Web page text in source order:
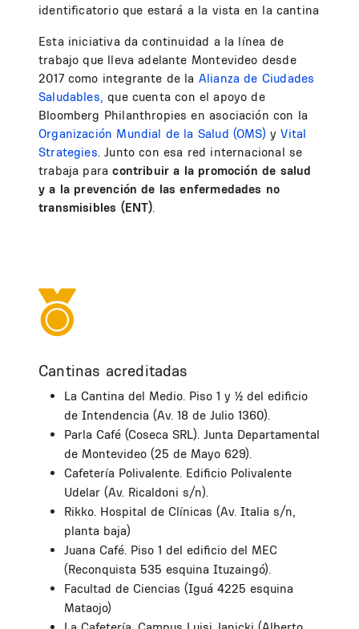
identificatorio que estará a la vista en la cantina
Esta iniciativa da continuidad a la línea de
trabajo que lleva adelante Montevideo desde
2017 como integrante de la Alianza de Ciudades
Saludables, que cuenta con el apoyo de
Bloomberg Philanthropies en asociación con la
Organización Mundial de la Salud (OMS) yVital
Strategies. Junto con esa red internacional se
trabaja paracontribuir a la promoción de salud
y a la prevención de las enfermedades no
transmisibles (ENT).
Cantinas acreditadas
La Cantina del Medio. Piso 1 y ½ del edificio
de Intendencia (Av. 18 de Julio 1360).
Parla Café (Coseca SRL). Junta Departamental
de Montevideo (25 de Mayo 629).
Cafetería Polivalente. Edificio Polivalente
Udelar (Av. Ricaldoni s/n).
Rikko. Hospital de Clínicas (Av. Italia s/n,
planta baja)
Juana Café. Piso 1 del edificio del MEC
(Reconquista 535 esquina Ituzaingó).
Facultad de Ciencias (Iguá 4225 esquina
Mataojo)